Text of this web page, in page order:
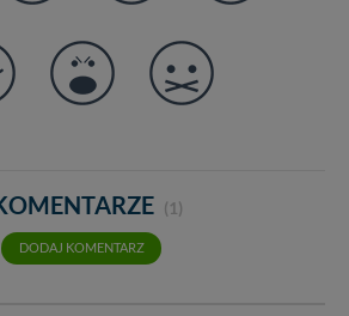
(1)
DODAJ KOMENTARZ